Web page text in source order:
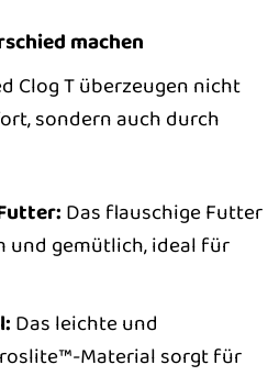
machen
Clog T überzeugen nicht
sondern auch durch
Das flauschige Futter
und gemütlich, ideal für
Das leichte und
Material sorgt für